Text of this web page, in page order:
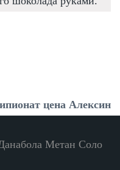
цена Алексин
Метан Соло